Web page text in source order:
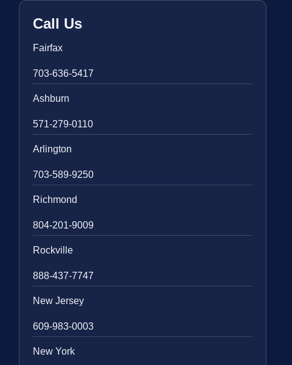
Call Us
Fairfax
703-636-5417
Ashburn
571-279-0110
Arlington
703-589-9250
Richmond
804-201-9009
Rockville
888-437-7747
New Jersey
609-983-0003
New York